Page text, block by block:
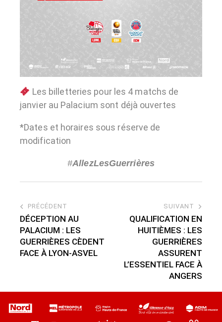
Les billetteries pour les 4 matchs de
janvier au Palacium sont déjà ouvertes
*Dates et horaires sous réserve de
modification
#AllezLesGuerrières
PRÉCÉDENT
DÉCEPTION AU
PALACIUM : LES
GUERRIÈRES CÈDENT
FACE À LYON-ASVEL
SUIVANT
QUALIFICATION EN
HUITIÈMES : LES
GUERRIÈRES
ASSURENT
L’ESSENTIEL FACE À
ANGERS